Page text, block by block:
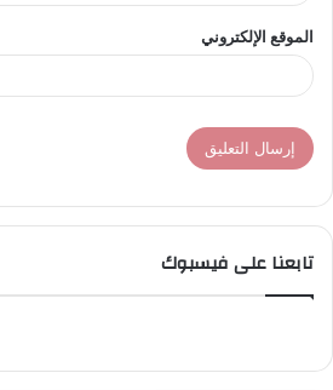
الموقع الإلكتروني
تابعنا على فيسبوك